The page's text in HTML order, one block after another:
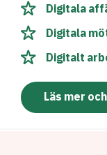
Digitala
Digitala
Digitalt
Läs mer